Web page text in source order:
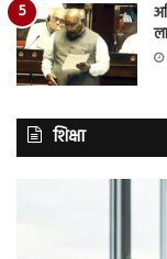
शिक्षा